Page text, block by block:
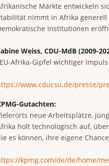
Märkte entwickeln
nimmt in Afrika generell
Institutionen
Weiss, CDU-MdB (2009-
Afrika-Gipfel wichtiger
www.cducsu.de/presse/
Gutachten:
neue Arbeitsplätze,
holt technologisch auf,
es können, ihre eigene
kpmg.com/de/de/home/